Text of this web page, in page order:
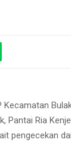
Kecamatan Bulak,
Kecamatan
Pantai Ria
pengecekan